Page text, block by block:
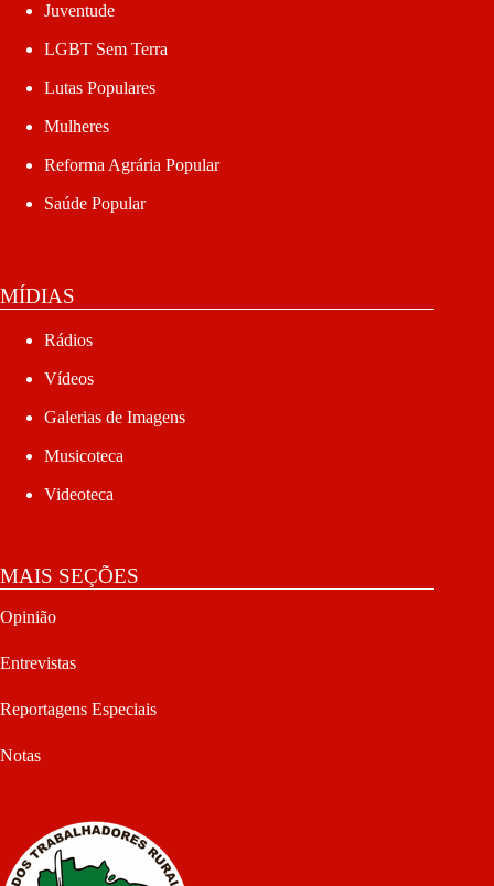
Juventude
LGBT Sem Terra
Lutas Populares
Mulheres
Reforma Agrária Popular
Saúde Popular
MÍDIAS
Rádios
Vídeos
Galerias de Imagens
Musicoteca
Videoteca
MAIS SEÇÕES
Opinião
Entrevistas
Reportagens Especiais
Notas